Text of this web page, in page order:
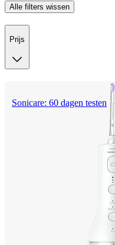
Alle filters wissen
Prijs
Sonicare: 60 dagen testen